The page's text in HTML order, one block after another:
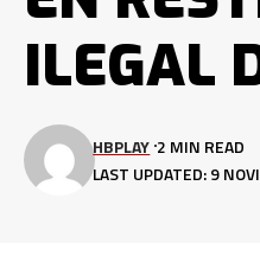
ILEGAL
LAST UPDATED: 9
HBPLAY 2 MIN READ